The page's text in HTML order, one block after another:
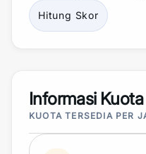
Hitung Skor
Informasi Kuota
KUOTA TERSEDIA PER